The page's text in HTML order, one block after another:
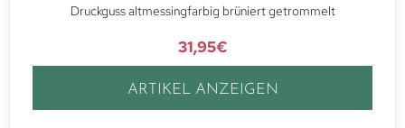
Druckguss altmessingfarbig brüniert getrommelt
31,95€
ARTIKEL ANZEIGEN